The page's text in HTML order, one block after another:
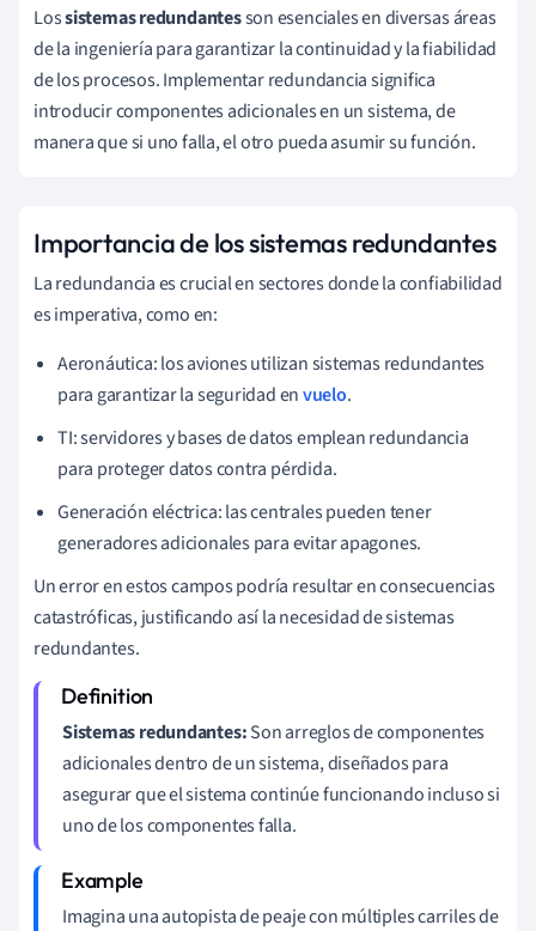
Lossistemas redundantesson esenciales en diversas áreas
de la ingeniería para garantizar la continuidad y la fiabilidad
de los procesos. Implementar redundancia significa
introducir componentes adicionales en un sistema, de
manera que si uno falla, el otro pueda asumir su función.
Importancia de los sistemas redundantes
La redundancia es crucial en sectores donde la confiabilidad
es imperativa, como en:
Aeronáutica: los aviones utilizan sistemas redundantes
para garantizar la seguridad envuelo.
TI: servidores y bases de datos emplean redundancia
para proteger datos contra pérdida.
Generación eléctrica: las centrales pueden tener
generadores adicionales para evitar apagones.
Un error en estos campos podría resultar en consecuencias
catastróficas, justificando así la necesidad de sistemas
redundantes.
Sistemas redundantes:Son arreglos de componentes
adicionales dentro de un sistema, diseñados para
asegurar que el sistema continúe funcionando incluso si
uno de los componentes falla.
Imagina una autopista de peaje con múltiples carriles de